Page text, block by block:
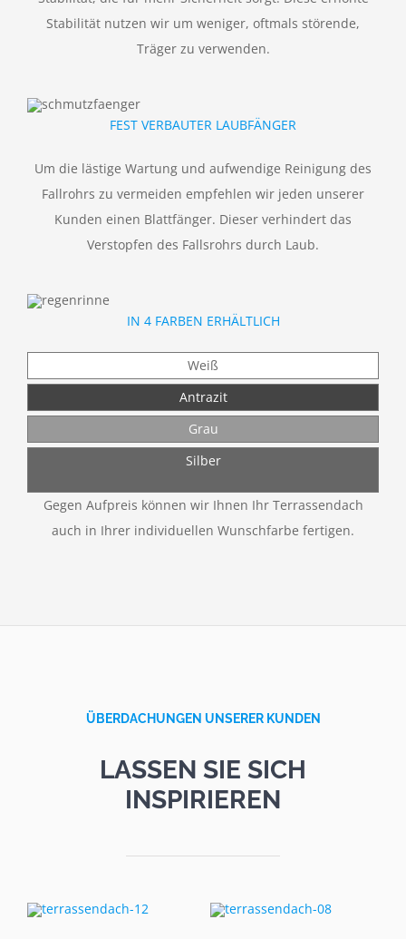
Stabilität nutzen wir um weniger, oftmals störende,
Träger zu verwenden.
FEST VERBAUTER LAUBFÄNGER
Um die lästige Wartung und aufwendige Reinigung des
Fallrohrs zu vermeiden empfehlen wir jeden unserer
Kunden einen Blattfänger. Dieser verhindert das
Verstopfen des Fallsrohrs durch Laub.
IN 4 FARBEN ERHÄLTLICH
Weiß
Antrazit
Grau
Silber
Gegen Aufpreis können wir Ihnen Ihr Terrassendach
auch in Ihrer individuellen Wunschfarbe fertigen.
ÜBERDACHUNGEN UNSERER KUNDEN
LASSEN SIE SICH
INSPIRIEREN